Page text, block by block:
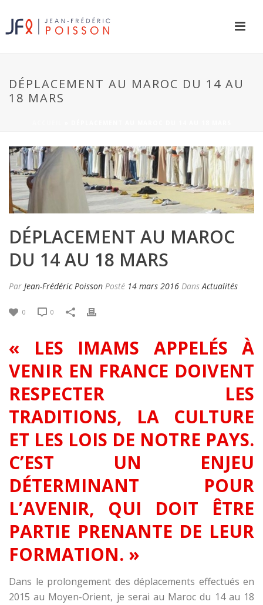
DÉPLACEMENT AU MAROC DU 14 AU
18 MARS
DÉPLACEMENT AU MAROC
DU 14 AU 18 MARS
Par Jean-Frédéric Poisson Posté 14 mars 2016 DansActualités
0 0
« LES IMAMS APPELÉS À
VENIR EN FRANCE DOIVENT
RESPECTER LES
TRADITIONS, LA CULTURE
ET LES LOIS DE NOTRE PAYS.
C’EST UN ENJEU
DÉTERMINANT POUR
L’AVENIR, QUI DOIT ÊTRE
PARTIE PRENANTE DE LEUR
FORMATION. »
Dans le prolongement des déplacements effectués en
2015 au Moyen-Orient, je serai au Maroc du 14 au 18